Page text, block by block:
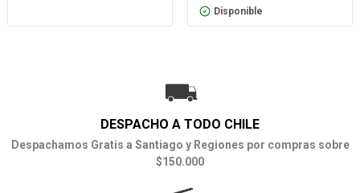
Disponible
DESPACHO A TODO CHILE
Despachamos Gratis a Santiago y Regiones por compras sobre
$150.000